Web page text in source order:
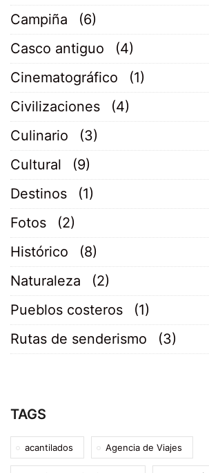
Campiña
(6)
Casco antiguo
(4)
Cinematográfico
(1)
Civilizaciones
(4)
Culinario
(3)
Cultural
(9)
Destinos
(1)
Fotos
(2)
Histórico
(8)
Naturaleza
(2)
Pueblos costeros
(1)
Rutas de senderismo
(3)
TAGS
acantilados Agencia de Viajes